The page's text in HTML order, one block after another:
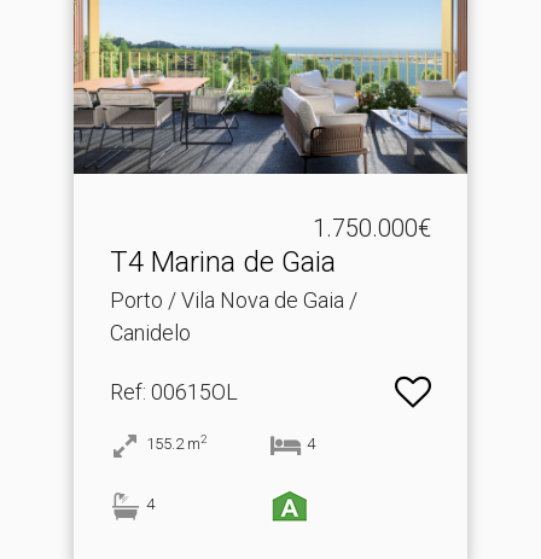
1.750.000€
T4 Marina de Gaia
Porto / Vila Nova de Gaia /
Canidelo
Ref: 00615OL
155.2 m2 4
4